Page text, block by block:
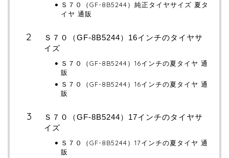
Ｓ７０（GF-8B5244）純正タイヤサイズ 夏タ
イヤ 通販
Ｓ７０（GF-8B5244）16インチのタイヤサ
イズ
Ｓ７０（GF-8B5244）16インチの夏タイヤ 通
販
Ｓ７０（GF-8B5244）16インチの夏タイヤ 通
販
Ｓ７０（GF-8B5244）17インチのタイヤサ
イズ
Ｓ７０（GF-8B5244）17インチの夏タイヤ 通
販